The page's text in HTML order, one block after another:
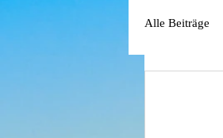
Alle Beiträge